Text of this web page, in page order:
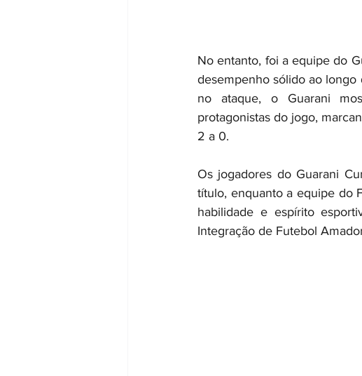
No entanto, foi a equipe do
desempenho sólido ao longo
no ataque, o Guarani
protagonistas do jogo,
2 a 0.
Os jogadores do Guarani
título, enquanto a equipe do
habilidade e espírito
Integração de Futebol